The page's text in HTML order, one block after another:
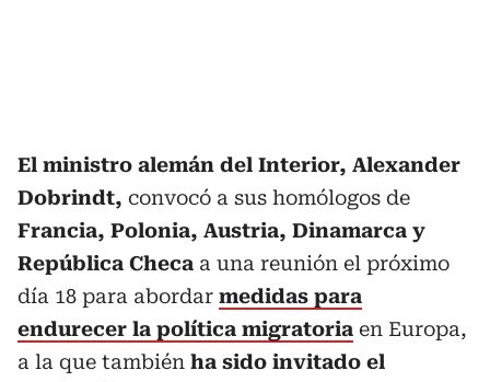
El ministro alemán del Interior, Alexander
Dobrindt, convocó a sus homólogos de
Francia, Polonia, Austria, Dinamarca y
República Checa a una reunión el próximo
día 18 para abordar medidas para
endurecer la política migratoria en Europa,
a la que también ha sido invitado el